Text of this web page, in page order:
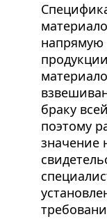
напрямую
браку
поэтому
значение